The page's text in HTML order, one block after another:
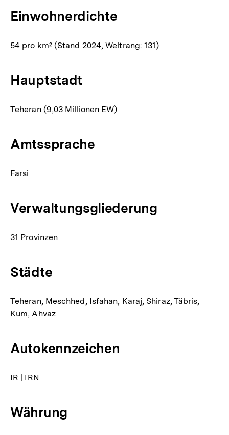
Einwohnerdichte
54 pro km² (Stand 2024, Weltrang: 131)
Hauptstadt
Teheran (9,03 Millionen EW)
Amtssprache
Farsi
Verwaltungsgliederung
31 Provinzen
Städte
Teheran, Meschhed, Isfahan, Karaj, Shiraz, Täbris,
Kum, Ahvaz
Autokennzeichen
IR | IRN
Währung